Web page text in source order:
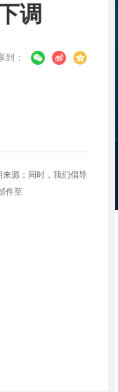
调
到：
源；同时，我们倡导
件至